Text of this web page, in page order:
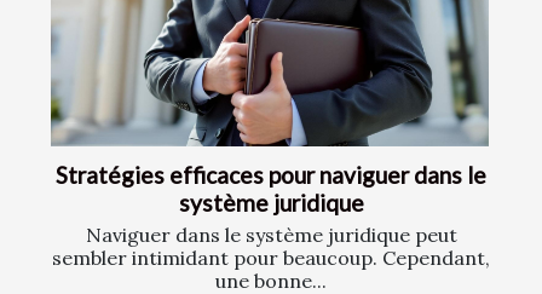
Stratégies efficaces pour naviguer dans le
système juridique
Naviguer dans le système juridique peut
sembler intimidant pour beaucoup. Cependant,
une bonne...